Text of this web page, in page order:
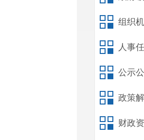
组织
人事
公示
政策
财政